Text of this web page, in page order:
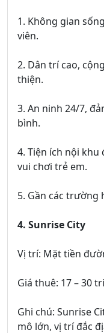
1. Không gian
viên.
2. Dân trí cao,
thiện.
3. An ninh 24/7,
bình.
4. Tiện ích nội
vui chơi trẻ em.
5. Gần các trường
4. Sunrise City
Vị trí: Mặt tiền
Giá thuê: 17 – 30
Ghi chú: Sunrise
mô lớn, vị trí đắc